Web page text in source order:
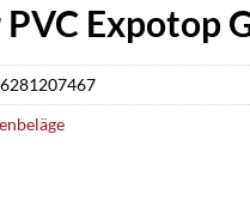
Expotop